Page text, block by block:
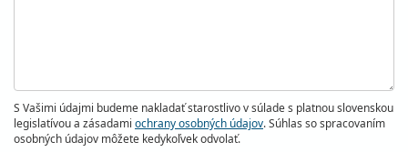
S Vašimi údajmi budeme nakladať starostlivo v súlade s platnou slovenskou
legislatívou a zásadami ochrany osobných údajov. Súhlas so spracovaním
osobných údajov môžete kedykoľvek odvolať.